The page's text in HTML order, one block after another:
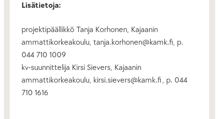
Lisätietoja:
projektipäällikkö Tanja Korhonen, Kajaanin
ammattikorkeakoulu, tanja.korhonen@kamk.fi, p.
044 710 1009
kv-suunnittelija Kirsi Sievers, Kajaanin
ammattikorkeakoulu, kirsi.sievers@kamk.fi , p. 044
710 1616